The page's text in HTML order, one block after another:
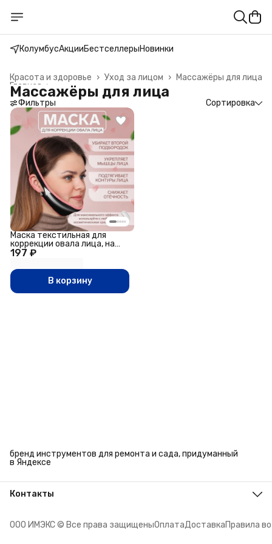
КолумбусАкцииБестселлерыНовинки
Массажёры для лица
Уход за лицом ›
Красота и здоровье ›
Главная ›
Массажёры для лица
Фильтры Сортировка
197 ₽
Маска текстильная для
коррекции овала лица, на
липучке, чёрная, розовая
В корзину
бренд инструментов для ремонта и сада, придуманный
в Яндексе
Контакты
Телефон
ООО ИМЭКС © Все права защищеныОплатаДоставкаПравила